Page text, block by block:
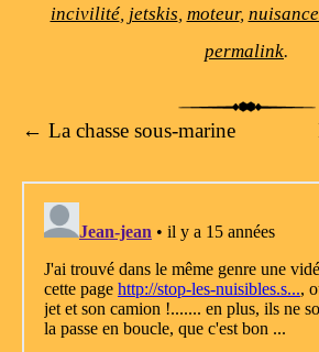
incivilité, jetskis, moteur,
permalink.
Post navigation
← La chasse sous-marine